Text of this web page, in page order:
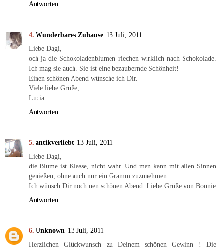
Antworten
Wunderbares Zuhause 13 Juli, 2011
Liebe Dagi,
och ja die Schokoladenblumen riechen wirklich nach Schokolade.
Ich mag sie auch. Sie ist eine bezaubernde Schönheit!
Einen schönen Abend wünsche ich Dir.
Viele liebe Grüße,
Lucia
Antworten
antikverliebt 13 Juli, 2011
Liebe Dagi,
die Blume ist Klasse, nicht wahr. Und man kann mit allen Sinnen
genießen, ohne auch nur ein Gramm zuzunehmen.
Ich wünsch Dir noch nen schönen Abend. Liebe Grüße von Bonnie
Antworten
Unknown 13 Juli, 2011
Herzlichen Glückwunsch zu Deinem schönen Gewinn ! Die